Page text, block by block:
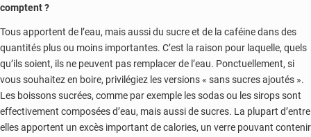
comptent ?
Tous apportent de l’eau, mais aussi du sucre et de la caféine dans des
quantités plus ou moins importantes. C’est la raison pour laquelle, quels
qu’ils soient, ils ne peuvent pas remplacer de l’eau. Ponctuellement, si
vous souhaitez en boire, privilégiez les versions « sans sucres ajoutés ».
Les boissons sucrées, comme par exemple les sodas ou les sirops sont
effectivement composées d’eau, mais aussi de sucres. La plupart d’entre
elles apportent un excès important de calories, un verre pouvant contenir